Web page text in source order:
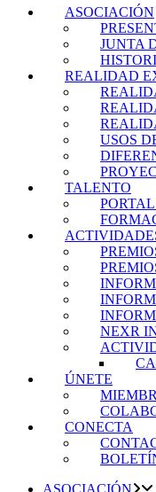
ASOCIACIÓN
JUNTA
REALIDAD
USOS
TALENTO
NEXR
ÚNETE
CONECTA
ASOCIACIÓN